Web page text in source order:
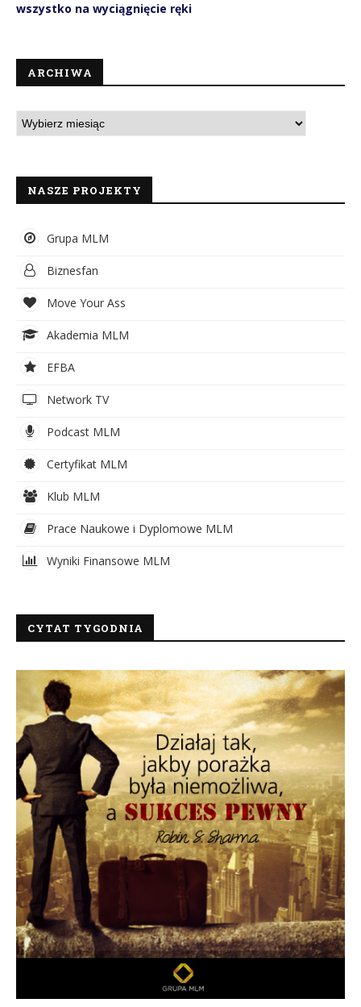
wszystko na wyciągnięcie ręki
ARCHIWA
NASZE PROJEKTY
Grupa MLM
Biznesfan
Move Your Ass
Akademia MLM
EFBA
Network TV
Podcast MLM
Certyfikat MLM
Klub MLM
Prace Naukowe i Dyplomowe MLM
Wyniki Finansowe MLM
CYTAT TYGODNIA